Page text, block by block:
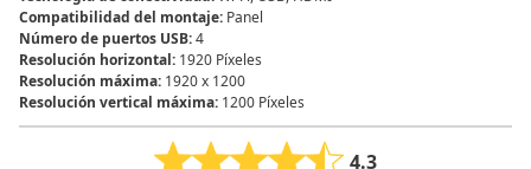
Compatibilidad del montaje: ‎Panel
Número de puertos USB:‎4
Resolución horizontal: ‎1920 Píxeles
Resolución máxima: ‎1920 x 1200
Resolución vertical máxima: ‎1200 Píxeles
4.3